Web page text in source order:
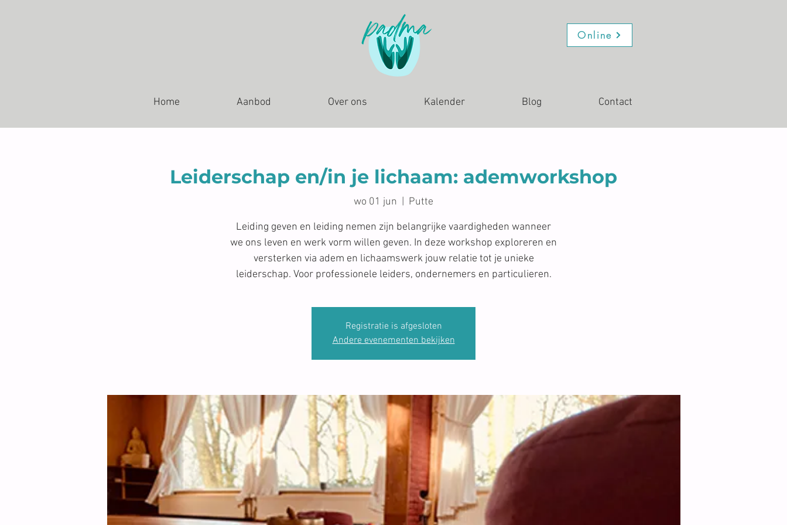
Online
Home Aanbod Over ons Kalender Blog Contact
Leiderschap en/in je lichaam: ademworkshop
wo 01 jun Putte
Leiding geven en leiding nemen zijn belangrijke vaardigheden wanneer
we ons leven en werk vorm willen geven. In deze workshop exploreren en
versterken via adem en lichaamswerk jouw relatie tot je unieke
leiderschap. Voor professionele leiders, ondernemers en particulieren.
Registratie is afgesloten
Andere evenementen bekijken